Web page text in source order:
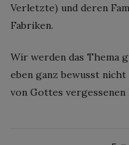
Verletzte) und deren
Fabriken.
Wir werden das Thema
eben ganz bewusst
von Gottes